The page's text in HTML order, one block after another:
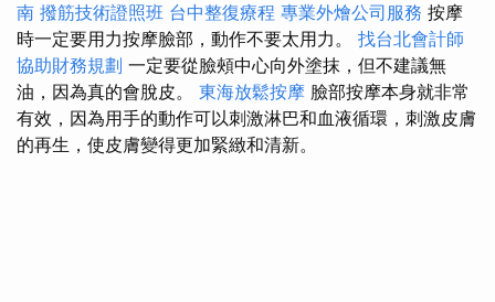
南 撥筋技術證照班 台中整復療程 專業外燴公司服務 按摩
時一定要用力按摩臉部，動作不要太用力。 找台北會計師
協助財務規劃 一定要從臉頰中心向外塗抹，但不建議無
油，因為真的會脫皮。 東海放鬆按摩 臉部按摩本身就非常
有效，因為用手的動作可以刺激淋巴和血液循環，刺激皮膚
的再生，使皮膚變得更加緊緻和清新。